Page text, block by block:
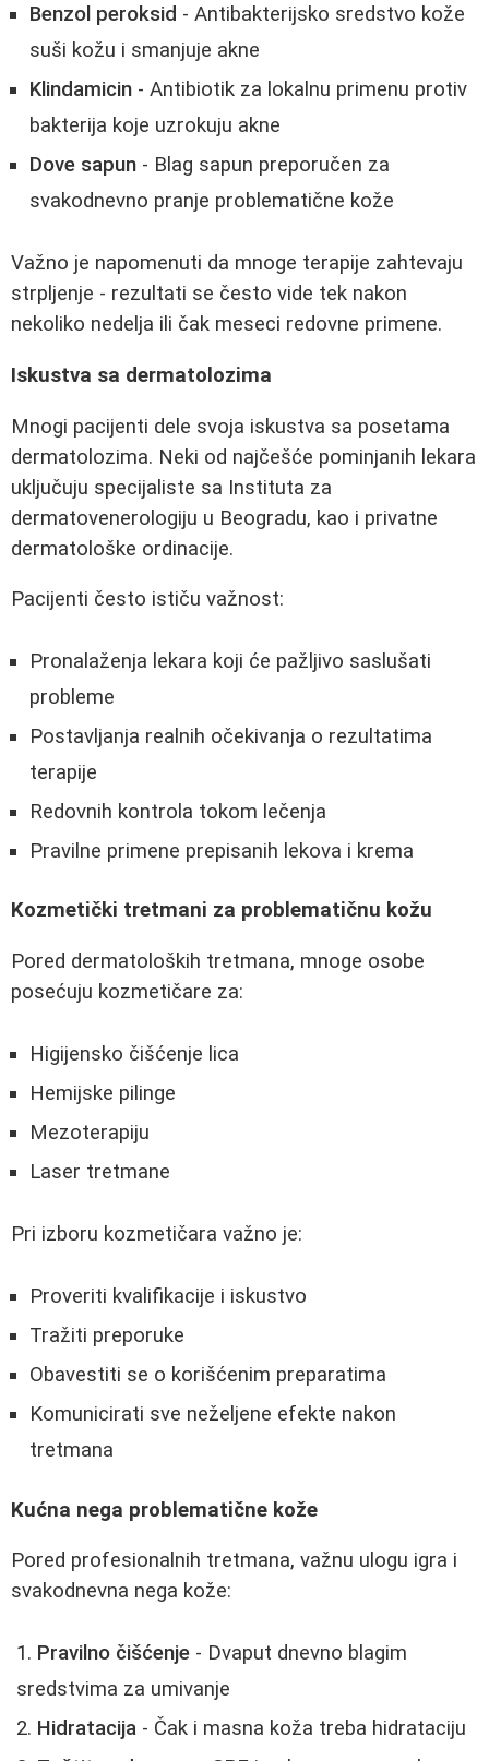
Benzol peroksid - Antibakterijsko sredstvo kože
suši kožu i smanjuje akne
Klindamicin - Antibiotik za lokalnu primenu protiv
bakterija koje uzrokuju akne
Dove sapun - Blag sapun preporučen za
svakodnevno pranje problematične kože
Važno je napomenuti da mnoge terapije zahtevaju
strpljenje - rezultati se često vide tek nakon
nekoliko nedelja ili čak meseci redovne primene.
Iskustva sa dermatolozima
Mnogi pacijenti dele svoja iskustva sa posetama
dermatolozima. Neki od najčešće pominjanih lekara
uključuju specijaliste sa Instituta za
dermatovenerologiju u Beogradu, kao i privatne
dermatološke ordinacije.
Pacijenti često ističu važnost:
Pronalaženja lekara koji će pažljivo saslušati
probleme
Postavljanja realnih očekivanja o rezultatima
terapije
Redovnih kontrola tokom lečenja
Pravilne primene prepisanih lekova i kremа
Kozmetički tretmani za problematičnu kožu
Pored dermatoloških tretmana, mnoge osobe
posećuju kozmetičare za:
Higijensko čišćenje lica
Hemijske pilinge
Mezoterapiju
Laser tretmane
Pri izboru kozmetičara važno je:
Proveriti kvalifikacije i iskustvo
Tražiti preporuke
Obavestiti se o korišćenim preparatima
Komunicirati sve neželjene efekte nakon
tretmana
Kućna nega problematične kože
Pored profesionalnih tretmana, važnu ulogu igra i
svakodnevna nega kože:
Pravilno čišćenje - Dvaput dnevno blagim
sredstvima za umivanje
Hidratacija - Čak i masna koža treba hidrataciju